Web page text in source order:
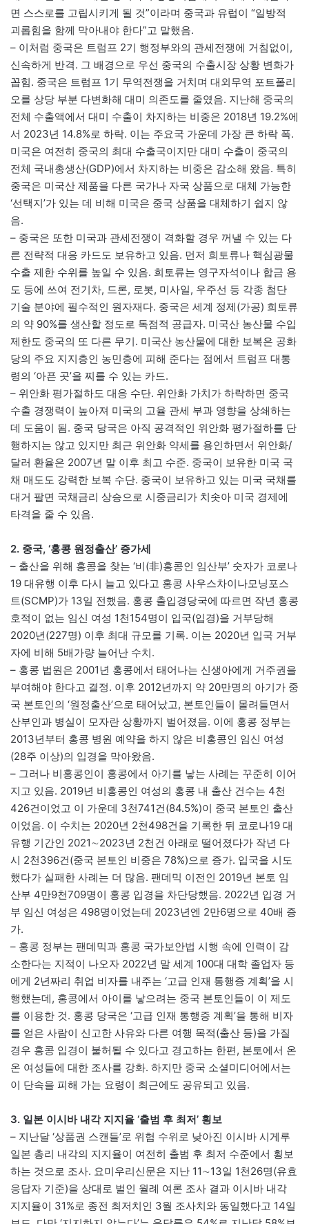
면 스스로를 고립시키게 될 것”이라며 중국과 유럽이 “일방적
괴롭힘을 함께 막아내야 한다”고 말했음.
– 이처럼 중국은 트럼프 2기 행정부와의 관세전쟁에 거침없이,
신속하게 반격. 그 배경으로 우선 중국의 수출시장 상황 변화가
꼽힘. 중국은 트럼프 1기 무역전쟁을 거치며 대외무역 포트폴리
오를 상당 부분 다변화해 대미 의존도를 줄였음. 지난해 중국의
전체 수출액에서 대미 수출이 차지하는 비중은 2018년 19.2%에
서 2023년 14.8%로 하락. 이는 주요국 가운데 가장 큰 하락 폭.
미국은 여전히 중국의 최대 수출국이지만 대미 수출이 중국의
전체 국내총생산(GDP)에서 차지하는 비중은 감소해 왔음. 특히
중국은 미국산 제품을 다른 국가나 자국 상품으로 대체 가능한
‘선택지’가 있는 데 비해 미국은 중국 상품을 대체하기 쉽지 않
음.
– 중국은 또한 미국과 관세전쟁이 격화할 경우 꺼낼 수 있는 다
른 전략적 대응 카드도 보유하고 있음. 먼저 희토류나 핵심광물
수출 제한 수위를 높일 수 있음. 희토류는 영구자석이나 합금 용
도 등에 쓰여 전기차, 드론, 로봇, 미사일, 우주선 등 각종 첨단
기술 분야에 필수적인 원자재다. 중국은 세계 정제(가공) 희토류
의 약 90%를 생산할 정도로 독점적 공급자. 미국산 농산물 수입
제한도 중국의 또 다른 무기. 미국산 농산물에 대한 보복은 공화
당의 주요 지지층인 농민층에 피해 준다는 점에서 트럼프 대통
령의 ‘아픈 곳’을 찌를 수 있는 카드.
– 위안화 평가절하도 대응 수단. 위안화 가치가 하락하면 중국
수출 경쟁력이 높아져 미국의 고율 관세 부과 영향을 상쇄하는
데 도움이 됨. 중국 당국은 아직 공격적인 위안화 평가절하를 단
행하지는 않고 있지만 최근 위안화 약세를 용인하면서 위안화/
달러 환율은 2007년 말 이후 최고 수준. 중국이 보유한 미국 국
채 매도도 강력한 보복 수단. 중국이 보유하고 있는 미국 국채를
대거 팔면 국채금리 상승으로 시중금리가 치솟아 미국 경제에
타격을 줄 수 있음.
2. 중국, ‘홍콩 원정출산’ 증가세
– 출산을 위해 홍콩을 찾는 ‘비(非)홍콩인 임산부’ 숫자가 코로나
19 대유행 이후 다시 늘고 있다고 홍콩 사우스차이나모닝포스
트(SCMP)가 13일 전했음. 홍콩 출입경당국에 따르면 작년 홍콩
호적이 없는 임신 여성 1천154명이 입국(입경)을 거부당해
2020년(227명) 이후 최대 규모를 기록. 이는 2020년 입국 거부
자에 비해 5배가량 늘어난 수치.
– 홍콩 법원은 2001년 홍콩에서 태어나는 신생아에게 거주권을
부여해야 한다고 결정. 이후 2012년까지 약 20만명의 아기가 중
국 본토인의 ‘원정출산’으로 태어났고, 본토인들이 몰려들면서
산부인과 병실이 모자란 상황까지 벌어졌음. 이에 홍콩 정부는
2013년부터 홍콩 병원 예약을 하지 않은 비홍콩인 임신 여성
(28주 이상)의 입경을 막아왔음.
– 그러나 비홍콩인이 홍콩에서 아기를 낳는 사례는 꾸준히 이어
지고 있음. 2019년 비홍콩인 여성의 홍콩 내 출산 건수는 4천
426건이었고 이 가운데 3천741건(84.5%)이 중국 본토인 출산
이었음. 이 수치는 2020년 2천498건을 기록한 뒤 코로나19 대
유행 기간인 2021∼2023년 2천건 아래로 떨어졌다가 작년 다
시 2천396건(중국 본토인 비중은 78%)으로 증가. 입국을 시도
했다가 실패한 사례는 더 많음. 팬데믹 이전인 2019년 본토 임
산부 4만9천709명이 홍콩 입경을 차단당했음. 2022년 입경 거
부 임신 여성은 498명이었는데 2023년엔 2만6명으로 40배 증
가.
– 홍콩 정부는 팬데믹과 홍콩 국가보안법 시행 속에 인력이 감
소한다는 지적이 나오자 2022년 말 세계 100대 대학 졸업자 등
에게 2년짜리 취업 비자를 내주는 ‘고급 인재 통행증 계획’을 시
행했는데, 홍콩에서 아이를 낳으려는 중국 본토인들이 이 제도
를 이용한 것. 홍콩 당국은 ‘고급 인재 통행증 계획’을 통해 비자
를 얻은 사람이 신고한 사유와 다른 여행 목적(출산 등)을 가질
경우 홍콩 입경이 불허될 수 있다고 경고하는 한편, 본토에서 온
온 여성들에 대한 조사를 강화. 하지만 중국 소셜미디어에서는
이 단속을 피해 가는 요령이 최근에도 공유되고 있음.
3. 일본 이시바 내각 지지율 ‘출범 후 최저’ 횡보
– 지난달 ‘상품권 스캔들’로 위험 수위로 낮아진 이시바 시게루
일본 총리 내각의 지지율이 여전히 출범 후 최저 수준에서 횡보
하는 것으로 조사. 요미우리신문은 지난 11∼13일 1천26명(유효
응답자 기준)을 상대로 벌인 월례 여론 조사 결과 이시바 내각
지지율이 31%로 종전 최저치인 3월 조사치와 동일했다고 14일